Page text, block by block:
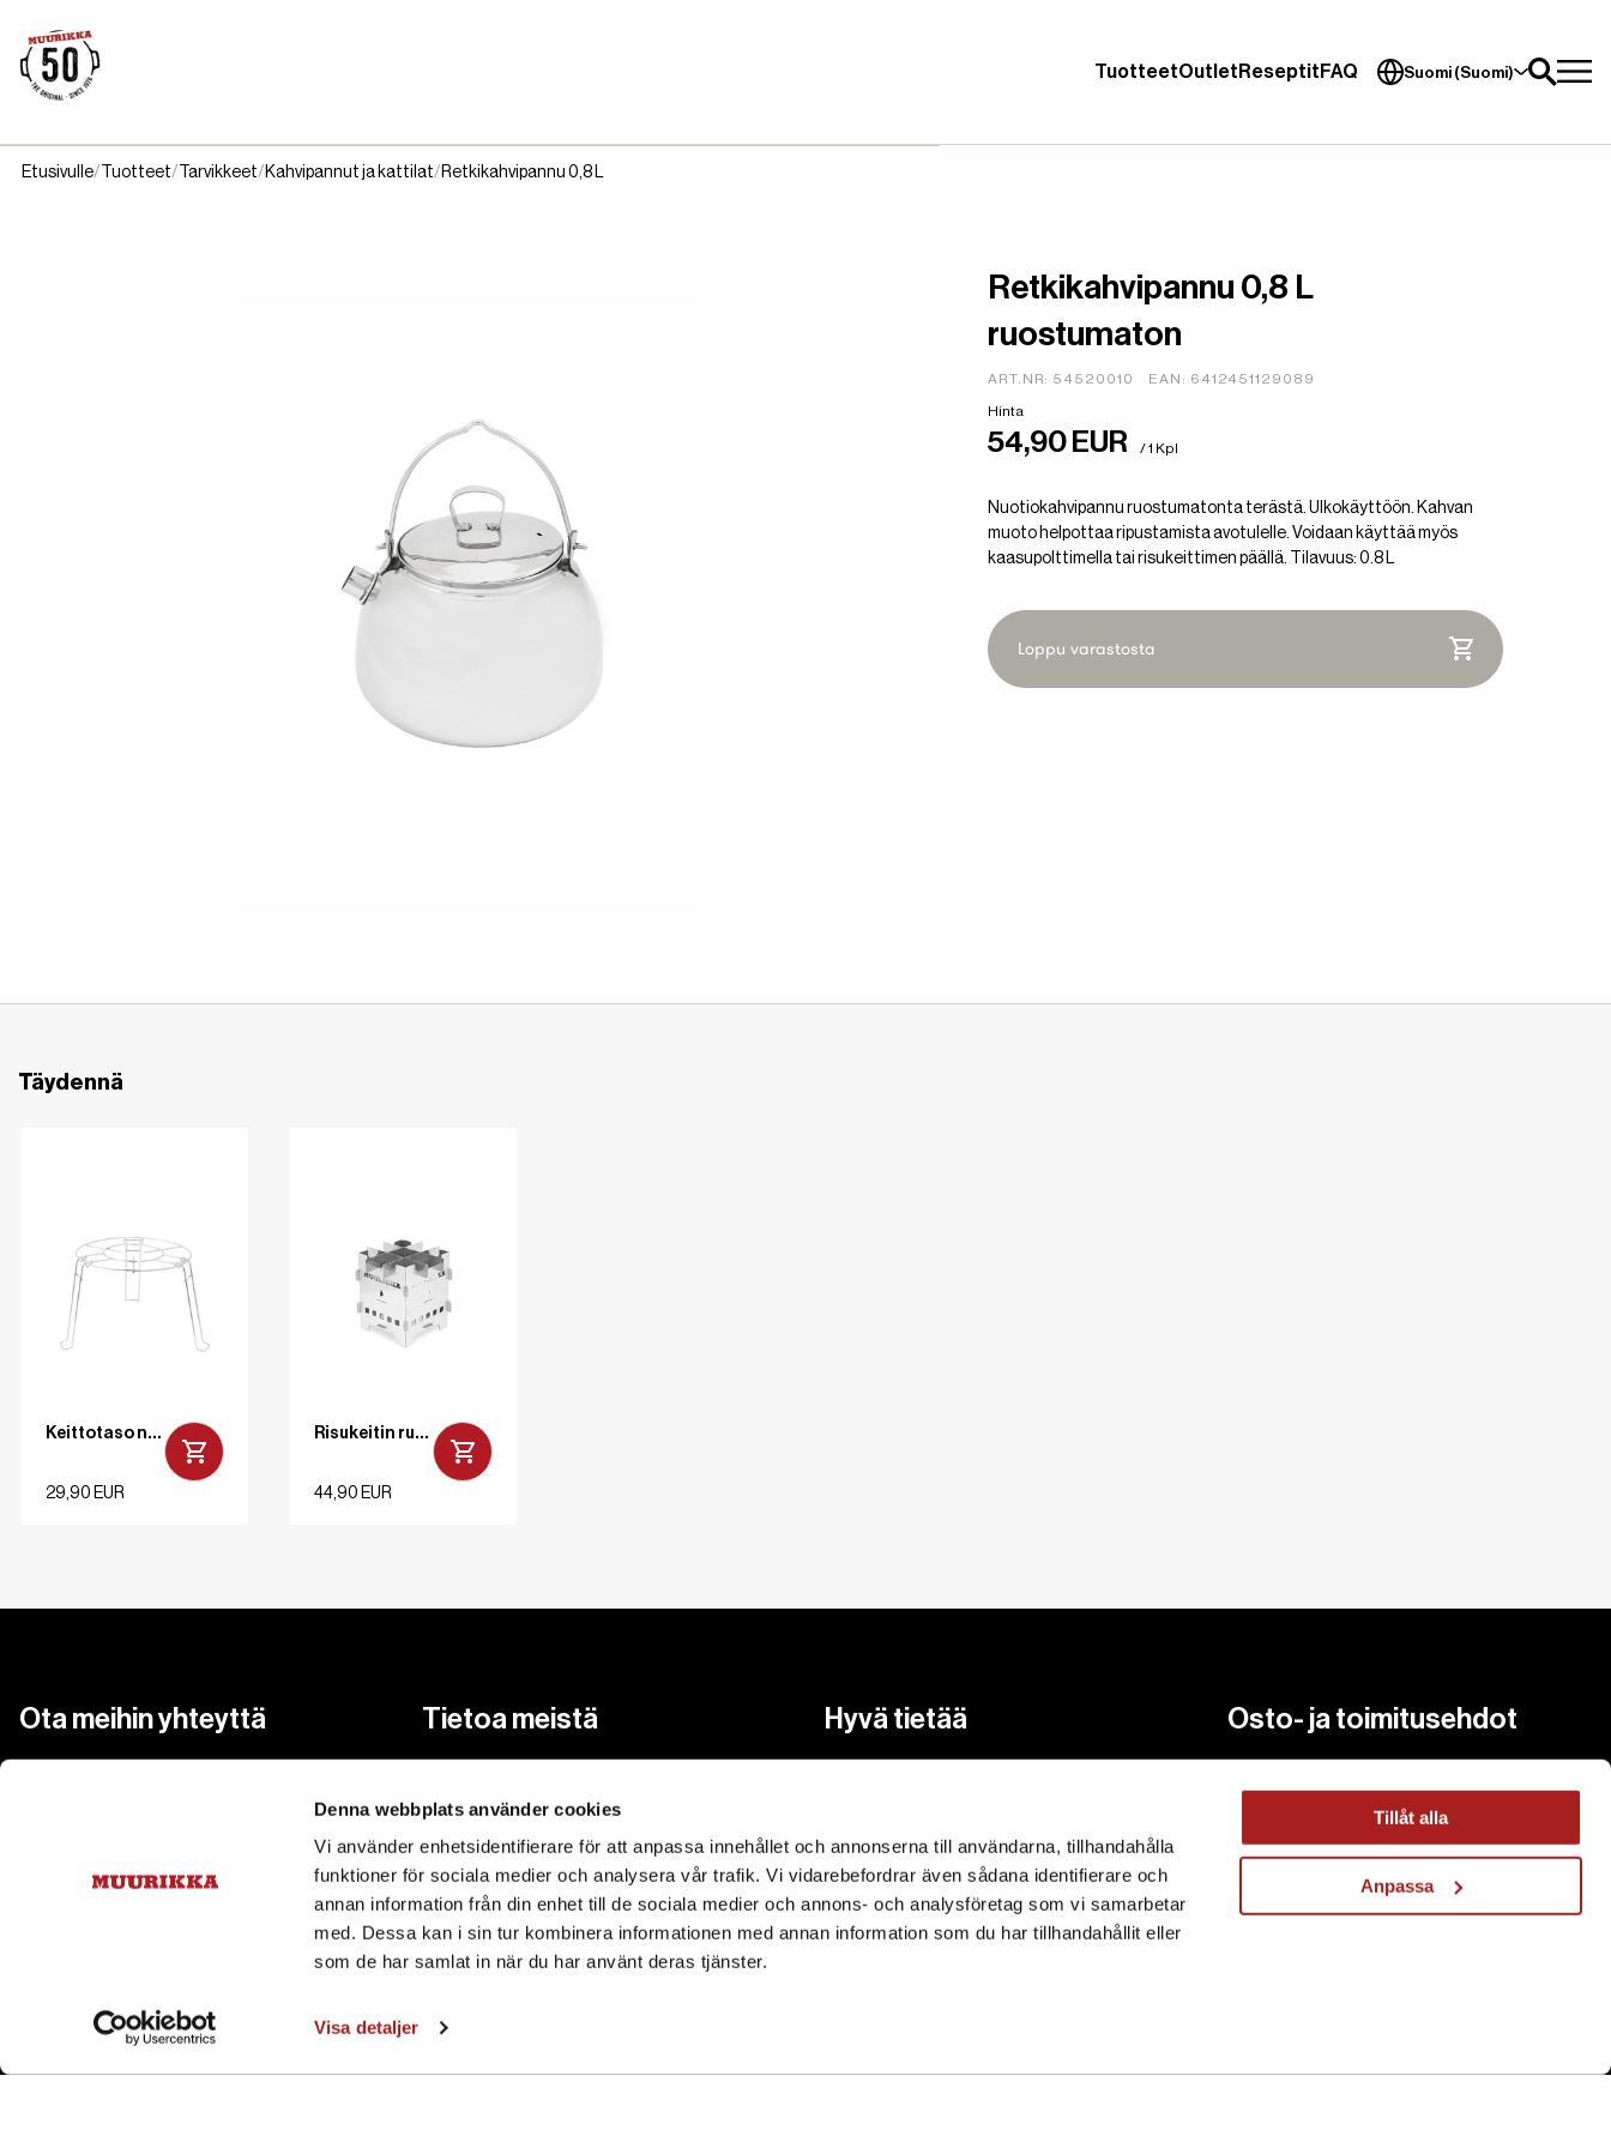
Denna webbplats använder cookies
Vi använder enhetsidentifierare för att anpassa innehållet och annonserna till användarna, tillhandahålla
funktioner för sociala medier och analysera vår trafik. Vi vidarebefordrar även sådana identifierare och
annan information från din enhet till de sociala medier och annons- och analysföretag som vi samarbetar
med. Dessa kan i sin tur kombinera informationen med annan information som du har tillhandahållit eller
som de har samlat in när du har använt deras tjänster.
Visa detaljer
Tillåt alla
Anpassa
TuotteetOutlet Reseptit FAQ Suomi (Suomi)
Etusivulle Tuotteet Tarvikkeet Kahvipannut ja kattilat Retkikahvipannu 0,8 L
Retkikahvipannu 0,8 L
ruostumaton
ART.NR: 54520010 EAN: 6412451129089
Hinta
54,90 EUR / 1 Kpl
Nuotiokahvipannu ruostumatonta terästä. Ulkokäyttöön. Kahvan
muoto helpottaa ripustamista avotulelle. Voidaan käyttää myös
kaasupolttimella tai risukeittimen päällä. Tilavuus: 0.8 L
Loppu varastosta
Täydennä
Keittotaso nuotiopannuille ruostumaton
29,90 EUR
Risukeitin ruostumaton
44,90 EUR
Ota meihin yhteyttä
Tilaa uutiskirjeemme – saat 15 %
Tietoa meistä
Ota meihin yhteyttä
Cookies
Tietosuojaseloste
Saavutettavuusseloste
Hyvä tietää
Reseptit
Kierrätysohjeistus
Osto- ja toimitusehdot
Hyvitys ja Palautus